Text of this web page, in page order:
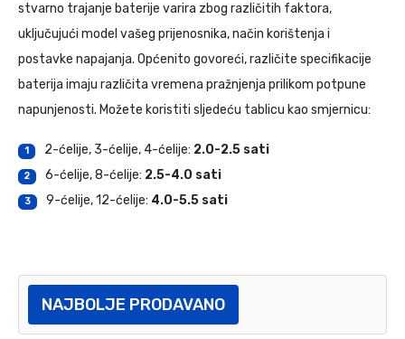
stvarno trajanje baterije varira zbog različitih faktora,
uključujući model vašeg prijenosnika, način korištenja i
postavke napajanja. Općenito govoreći, različite specifikacije
baterija imaju različita vremena pražnjenja prilikom potpune
napunjenosti. Možete koristiti sljedeću tablicu kao smjernicu:
1 2-ćelije, 3-ćelije, 4-ćelije: 2.0-2.5 sati
2 6-ćelije, 8-ćelije: 2.5-4.0 sati
3 9-ćelije, 12-ćelije: 4.0-5.5 sati
NAJBOLJE PRODAVANO